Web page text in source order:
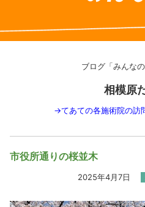
ブログ「みんな
相模原
→てあての各施術院の訪
市役所通りの桜並木
2025年4月7日